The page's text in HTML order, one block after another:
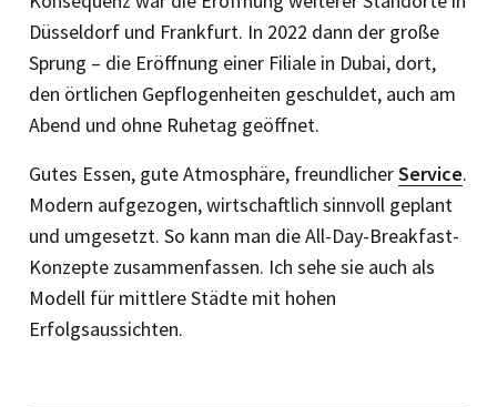
Düsseldorf und Frankfurt. In 2022 dann der große
Sprung – die Eröffnung einer Filiale in Dubai, dort,
den örtlichen Gepflogenheiten geschuldet, auch am
Abend und ohne Ruhetag geöffnet.
Gutes Essen, gute Atmosphäre, freundlicherService.
Modern aufgezogen, wirtschaftlich sinnvoll geplant
und umgesetzt. So kann man die All-Day-Breakfast-
Konzepte zusammenfassen. Ich sehe sie auch als
Modell für mittlere Städte mit hohen
Erfolgsaussichten.